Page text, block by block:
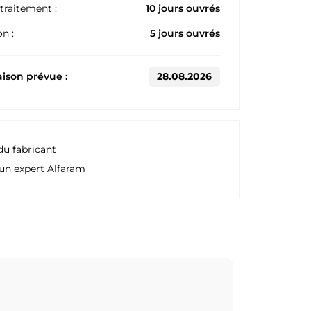
: 10 jours ouvrés
: 5 jours ouvrés
prévue : 28.08.2026
fabricant
expert Alfaram